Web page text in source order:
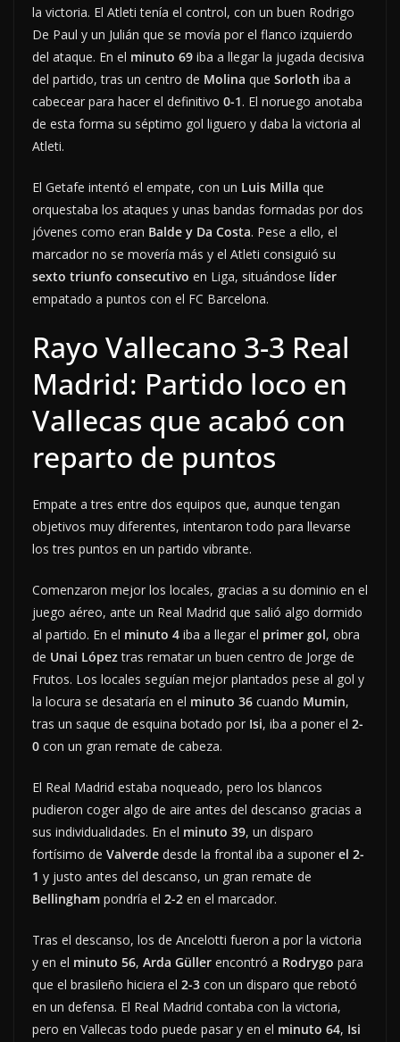
la victoria. El Atleti tenía el control, con un buen Rodrigo
De Paul y un Julián que se movía por el flanco izquierdo
del ataque. En el minuto 69 iba a llegar la jugada decisiva
del partido, tras un centro de Molina que Sorloth iba a
cabecear para hacer el definitivo 0-1. El noruego anotaba
de esta forma su séptimo gol liguero y daba la victoria al
Atleti.
El Getafe intentó el empate, con un Luis Milla que
orquestaba los ataques y unas bandas formadas por dos
jóvenes como eran Balde y Da Costa. Pese a ello, el
marcador no se movería más y el Atleti consiguió su
sexto triunfo consecutivo en Liga, situándose líder
empatado a puntos con el FC Barcelona.
Rayo Vallecano 3-3 Real
Madrid: Partido loco en
Vallecas que acabó con
reparto de puntos
Empate a tres entre dos equipos que, aunque tengan
objetivos muy diferentes, intentaron todo para llevarse
los tres puntos en un partido vibrante.
Comenzaron mejor los locales, gracias a su dominio en el
juego aéreo, ante un Real Madrid que salió algo dormido
al partido. En el minuto 4 iba a llegar el primer gol, obra
de Unai Lópeztras rematar un buen centro de Jorge de
Frutos. Los locales seguían mejor plantados pese al gol y
la locura se desataría en el minuto 36 cuando Mumin,
tras un saque de esquina botado por Isi, iba a poner el 2-
0 con un gran remate de cabeza.
El Real Madrid estaba noqueado, pero los blancos
pudieron coger algo de aire antes del descanso gracias a
sus individualidades. En el minuto 39, un disparo
fortísimo de Valverde desde la frontal iba a suponer el 2-
1 y justo antes del descanso, un gran remate de
Bellingham pondría el 2-2 en el marcador.
Tras el descanso, los de Ancelotti fueron a por la victoria
y en el minuto 56, Arda Güller encontró a Rodrygo para
que el brasileño hiciera el 2-3 con un disparo que rebotó
en un defensa. El Real Madrid contaba con la victoria,
pero en Vallecas todo puede pasar y en el minuto 64, Isi